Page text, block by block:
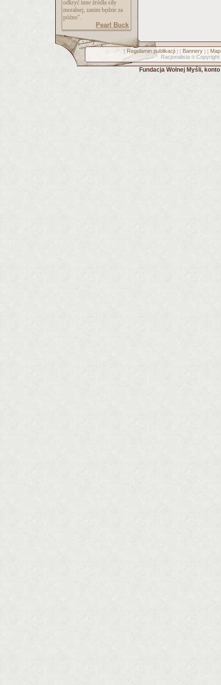
odkryć inne źródła siły
moralnej, zanim będzie za
późno".
Pearl Buck
[ Regulamin publikacji] [ Bannery] [
Racjonalista © Copyright
Fundacja Wolnej Myśli,